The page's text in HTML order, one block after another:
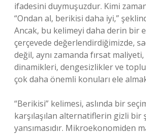
ifadesini duymuşuzdur. Kimi
“Ondan al, berikisi daha iyi,”
Ancak, bu kelimeyi daha derin bir
çerçevede değerlendirdiğimizde,
değil, aynı zamanda fırsat
dinamikleri, dengesizlikler ve
çok daha önemli konuları ele
“Berikisi” kelimesi, aslında bir
karşılaşılan alternatiflerin gizli bir
yansımasıdır. Mikroekonomiden